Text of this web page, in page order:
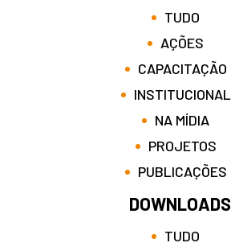
TUDO
AÇÕES
CAPACITAÇÃO
INSTITUCIONAL
NA MÍDIA
PROJETOS
PUBLICAÇÕES
DOWNLOADS
TUDO